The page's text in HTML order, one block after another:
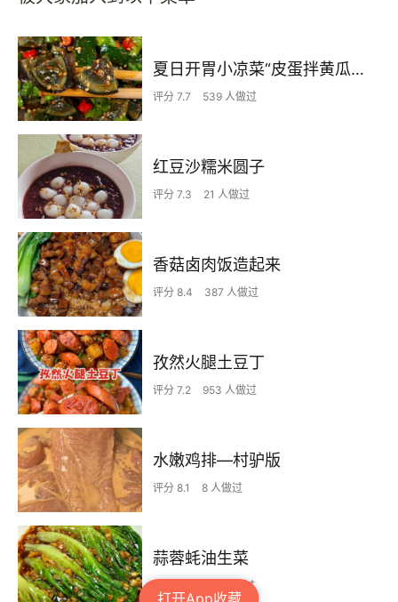
打开App收藏
夏日开胃小凉菜“皮蛋拌黄瓜🥒”开胃减脂
评分 7.7 539 人做过
红豆沙糯米圆子
评分 7.3 21 人做过
香菇卤肉饭造起来
评分 8.4 387 人做过
孜然火腿土豆丁
评分 7.2 953 人做过
水嫩鸡排—村驴版
评分 8.1 8 人做过
蒜蓉蚝油生菜
168 人做过